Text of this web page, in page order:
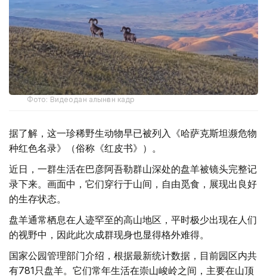
Фото: Видеодан алынған кадр
据了解，这一珍稀野生动物早已被列入《哈萨克斯坦濒危物
种红色名录》（俗称《红皮书》）。
近日，一群生活在巴彦阿吾勒群山深处的盘羊被镜头完整记
录下来。画面中，它们穿行于山间，自由觅食，展现出良好
的生存状态。
盘羊通常栖息在人迹罕至的高山地区，平时极少出现在人们
的视野中，因此此次成群现身也显得格外难得。
国家公园管理部门介绍，根据最新统计数据，目前园区内共
有781只盘羊。它们常年生活在崇山峻岭之间，主要在山顶